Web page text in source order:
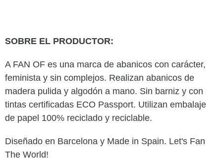
SOBRE EL PRODUCTOR:
A FAN OF es una marca de abanicos con carácter,
feminista y sin complejos. Realizan abanicos de
madera pulida y algodón a mano. Sin barniz y con
tintas certificadas ECO Passport. Utilizan embalaje
de papel 100% reciclado y reciclable.
Diseñado en Barcelona y Made in Spain. Let's Fan
The World!